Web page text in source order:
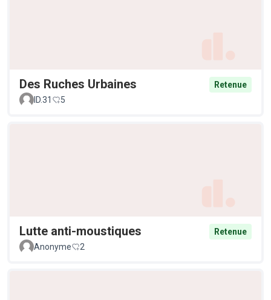
Des Ruches Urbaines
Retenue
ID.31
5
Lutte anti-moustiques
Retenue
Anonyme
2